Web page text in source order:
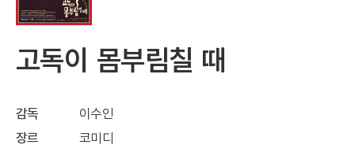
고독이 몸부림칠 때
감독
이수인
장르
코미디